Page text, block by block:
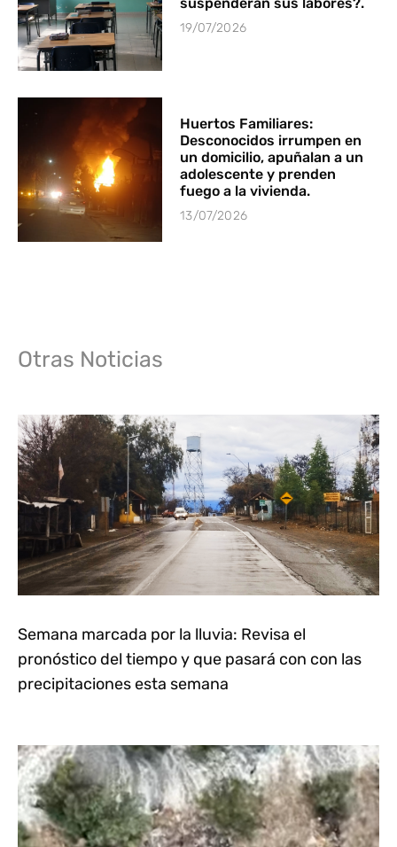
19/07/2026
Huertos Familiares:
Desconocidos irrumpen en
un domicilio, apuñalan a un
adolescente y prenden
fuego a la vivienda.
13/07/2026
Otras Noticias
Semana marcada por la lluvia: Revisa el
pronóstico del tiempo y que pasará con con las
precipitaciones esta semana